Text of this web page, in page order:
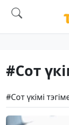
#Сот
#Сот үкімі